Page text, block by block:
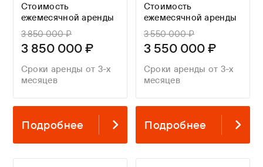
CRS3 FOR A
LONG TIME
Стоимость
ежемесячной аренды
3 850 000 ₽
3 850 000 ₽
Сроки аренды от 3-х
месяцев
Подробнее
CRS3 FOR A
LONG TIME
Стоимость
ежемесячной аренды
3 550 000 ₽
3 550 000 ₽
Сроки аренды от 3-х
месяцев
Подробнее